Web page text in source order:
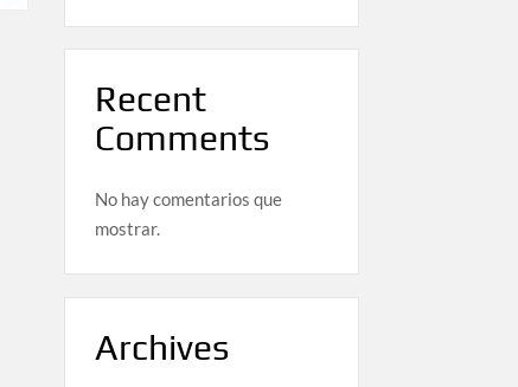
Recent
Comments
No hay comentarios que
mostrar.
Archives